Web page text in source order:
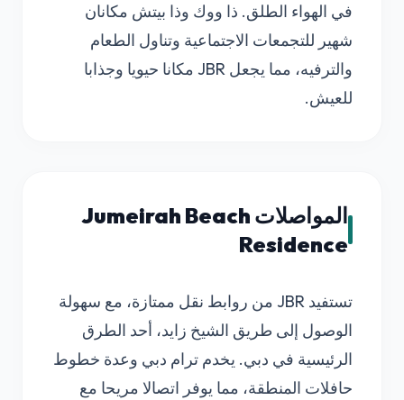
في الهواء الطلق. ذا ووك وذا بيتش مكانان
شهير للتجمعات الاجتماعية وتناول الطعام
والترفيه، مما يجعل JBR مكانا حيويا وجذابا
للعيش.
المواصلات Jumeirah Beach
Residence
تستفيد JBR من روابط نقل ممتازة، مع سهولة
الوصول إلى طريق الشيخ زايد، أحد الطرق
الرئيسية في دبي. يخدم ترام دبي وعدة خطوط
حافلات المنطقة، مما يوفر اتصالا مريحا مع